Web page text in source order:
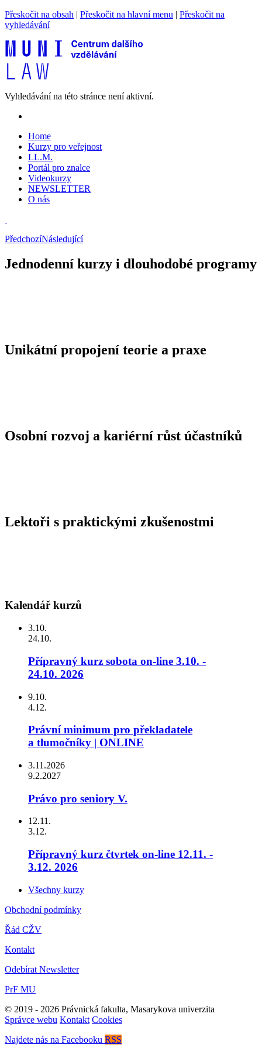
Přeskočit na obsah | Přeskočit na hlavní menu | Přeskočit na
vyhledávání
Vyhledávání na této stránce není aktivní.
Home
Kurzy pro veřejnost
LL.M.
Portál pro znalce
Videokurzy
NEWSLETTER
O nás
PředchozíNásledující
Jednodenní kurzy i dlouhodobé programy
Unikátní propojení teorie a praxe
Osobní rozvoj a kariérní růst účastníků
Lektoři s praktickými zkušenostmi
Kalendář kurzů
3.10.
24.10.
Přípravný kurz sobota on-line 3.10. -
24.10. 2026
9.10.
4.12.
Právní minimum pro překladatele
a tlumočníky | ONLINE
3.11.2026
9.2.2027
Právo pro seniory V.
12.11.
3.12.
Přípravný kurz čtvrtek on-line 12.11. -
3.12. 2026
Všechny kurzy
Obchodní podmínky
Řád CŽV
Kontakt
Odebírat Newsletter
PrF MU
© 2019 - 2026 Právnická fakulta, Masarykova univerzita
Správce webu Kontakt Cookies
Najdete nás na Facebooku RSS